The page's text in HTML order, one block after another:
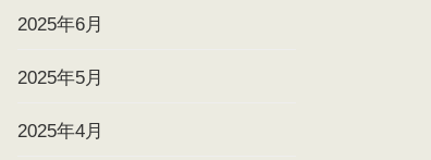
2025年6月
2025年5月
2025年4月